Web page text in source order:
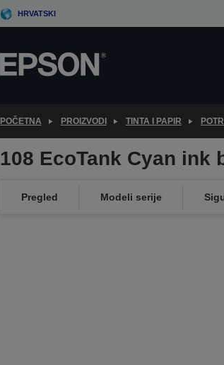
HRVATSKI
POČETNA PROIZVODI TINTA I PAPIR
108 EcoTank Cyan ink
Pregled Modeli serije